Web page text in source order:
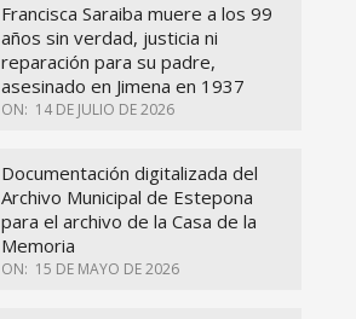
Francisca Saraiba muere a los 99
años sin verdad, justicia ni
reparación para su padre,
asesinado en Jimena en 1937
ON: 14 DE JULIO DE 2026
Documentación digitalizada del
Archivo Municipal de Estepona
para el archivo de la Casa de la
Memoria
ON: 15 DE MAYO DE 2026